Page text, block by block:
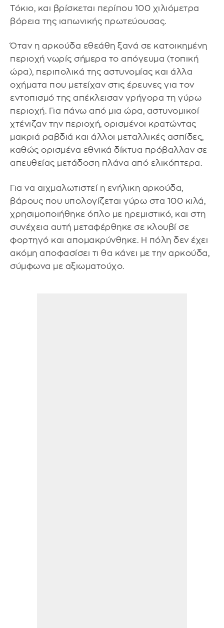
Τόκιο, και βρίσκεται περίπου 100 χιλιόμετρα
βόρεια της ιαπωνικής πρωτεύουσας.
Όταν η αρκούδα εθεάθη ξανά σε κατοικημένη
περιοχή νωρίς σήμερα το απόγευμα (τοπική
ώρα), περιπολικά της αστυνομίας και άλλα
οχήματα που μετείχαν στις έρευνες για τον
εντοπισμό της απέκλεισαν γρήγορα τη γύρω
περιοχή. Για πάνω από μια ώρα, αστυνομικοί
χτένιζαν την περιοχή, ορισμένοι κρατώντας
μακριά ραβδιά και άλλοι μεταλλικές ασπίδες,
καθώς ορισμένα εθνικά δίκτυα πρόβαλλαν σε
απευθείας μετάδοση πλάνα από ελικόπτερα.
Για να αιχμαλωτιστεί η ενήλικη αρκούδα,
βάρους που υπολογίζεται γύρω στα 100 κιλά,
χρησιμοποιήθηκε όπλο με ηρεμιστικό, και στη
συνέχεια αυτή μεταφέρθηκε σε κλουβί σε
φορτηγό και απομακρύνθηκε. Η πόλη δεν έχει
ακόμη αποφασίσει τι θα κάνει με την αρκούδα,
σύμφωνα με αξιωματούχο.